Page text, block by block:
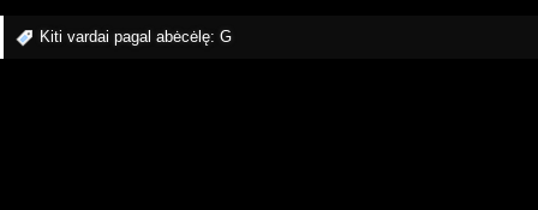
Kiti vardai pagal abėcėlę: G